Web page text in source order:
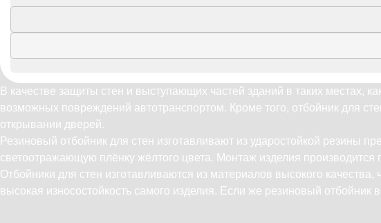
В качестве защиты стен и выступающих частей зданий в таких местах,
возможных повреждений автотранспортом. Кроме того, отбойник для
открывании дверей.
Резиновый отбойник для стен изготавливают из ударостойкой резины
светоотражающую плёнку жёлтого цвета. Монтаж изделия
Отбойники для стен изготавливаются из материалов высокого
высокая износостойкость самого изделия. Если же резиновый отбойник